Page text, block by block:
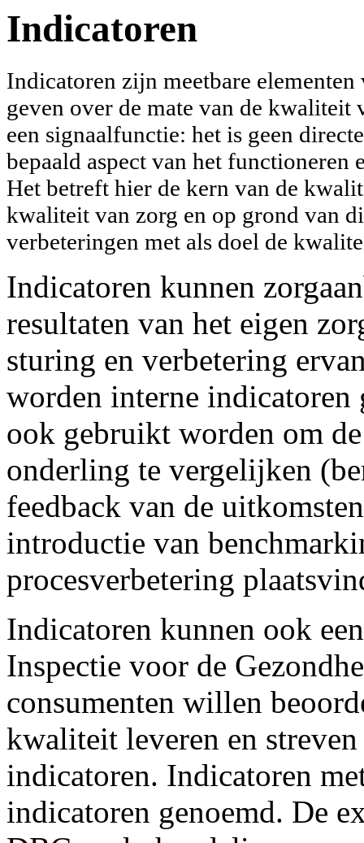
Indicatoren
Indicatoren zijn meetbare
geven over de mate van de kwaliteit
een signaalfunctie: het is geen
bepaald aspect van het
Het betreft hier de kern van de
kwaliteit van zorg en op grond van
verbeteringen met als doel de
Indicatoren kunnen
resultaten van het eigen
sturing en verbetering
worden interne indicatoren
ook gebruikt worden om
onderling te vergelijken
feedback van de
introductie van
procesverbetering
Indicatoren kunnen ook
Inspectie voor de
consumenten willen
kwaliteit leveren en
indicatoren. Indicatoren
indicatoren genoemd. De